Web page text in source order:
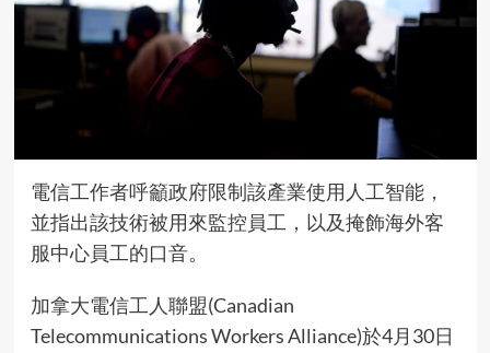
電信工作者呼籲政府限制該產業使用人工智能，
並指出該技術被用來監控員工，以及掩飾海外客
服中心員工的口音。
加拿大電信工人聯盟(Canadian
Telecommunications Workers Alliance)於4月30日